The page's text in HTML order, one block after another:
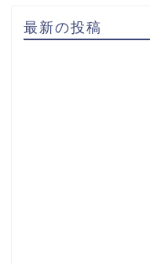
最新の投稿